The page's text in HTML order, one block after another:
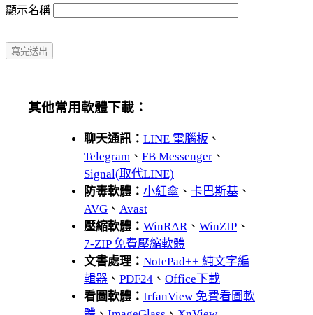
顯示名稱
其他常用軟體下載：
聊天通訊： LINE 電腦板 、
Telegram 、 FB Messenger 、
Signal(取代LINE)
防毒軟體： 小紅傘 、 卡巴斯基 、
AVG 、 Avast
壓縮軟體： WinRAR、 WinZIP 、
7-ZIP 免費壓縮軟體
文書處理： NotePad++ 純文字編
輯器 、 PDF24 、 Office下載
看圖軟體： IrfanView 免費看圖軟